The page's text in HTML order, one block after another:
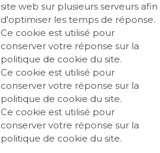
site web sur plusieurs serveurs afin
d'optimiser les temps de réponse.
Ce cookie est utilisé pour
conserver votre réponse sur la
politique de cookie du site.
Ce cookie est utilisé pour
conserver votre réponse sur la
politique de cookie du site.
Ce cookie est utilisé pour
conserver votre réponse sur la
politique de cookie du site.